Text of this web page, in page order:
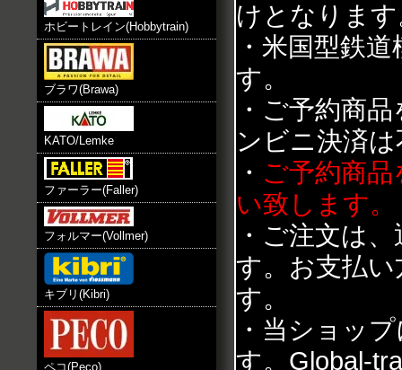
ホビートレイン(Hobbytrain)
ブラワ(Brawa)
KATO/Lemke
ファーラー(Faller)
フォルマー(Vollmer)
キブリ(Kibri)
ペコ(Peco)
けとなりま
・米国型鉄
す。
・ご予約商
ンビニ決済
・ ご予約商
い致します。
・ご注文は
す。お支払い
す。
・当ショッ
す。Global-